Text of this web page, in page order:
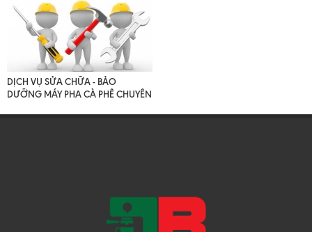
DỊCH VỤ SỬA CHỮA - BẢO
DƯỠNG MÁY PHA CÀ PHÊ CHUYÊN